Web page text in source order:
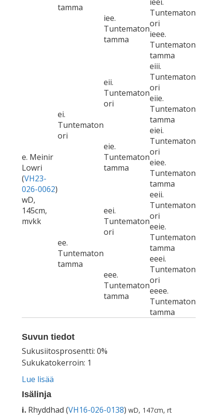
tamma
iee.
Tuntematon
tamma
Tuntematon
ori
ieee.
Tuntematon
tamma
e. Meinir
Lowri
(VH23-
026-0062)
wD,
145cm,
mvkk
ei.
Tuntematon
ori
eii.
Tuntematon
ori
eiii.
Tuntematon
ori
eiie.
Tuntematon
tamma
eie.
Tuntematon
tamma
eiei.
Tuntematon
ori
eiee.
Tuntematon
tamma
ee.
Tuntematon
tamma
eei.
Tuntematon
ori
eeii.
Tuntematon
ori
eeie.
Tuntematon
tamma
eee.
Tuntematon
tamma
eeei.
Tuntematon
ori
eeee.
Tuntematon
tamma
Suvun tiedot
Sukusiitosprosentti: 0%
Sukukatokerroin: 1
Lue lisää
Isälinja
i. Rhyddhad (VH16-026-0138) wD, 147cm, rt